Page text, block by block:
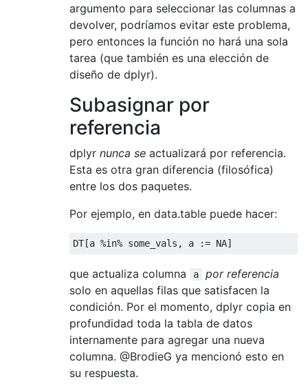
argumento para seleccionar las columnas a
devolver, podríamos evitar este problema,
pero entonces la función no hará una sola
tarea (que también es una elección de
diseño de dplyr).
Subasignar por
referencia
dplyr nunca se actualizará por referencia.
Esta es otra gran diferencia (filosófica)
entre los dos paquetes.
Por ejemplo, en data.table puede hacer:
DT[a %in% some_vals, a := NA
que actualiza columna a
por referencia
solo en aquellas filas que satisfacen la
condición. Por el momento, dplyr copia en
profundidad toda la tabla de datos
internamente para agregar una nueva
columna. @BrodieG ya mencionó esto en
su respuesta.